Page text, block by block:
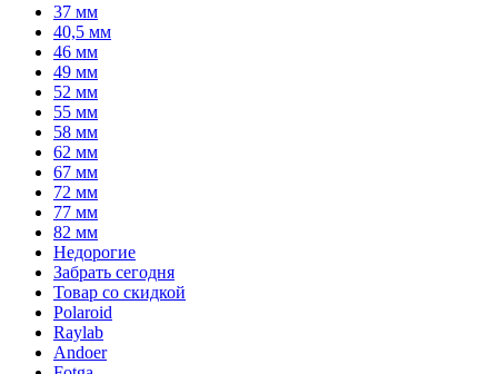
37 мм
40,5 мм
46 мм
49 мм
52 мм
55 мм
58 мм
62 мм
67 мм
72 мм
77 мм
82 мм
Недорогие
Забрать сегодня
Товар со скидкой
Polaroid
Raylab
Andoer